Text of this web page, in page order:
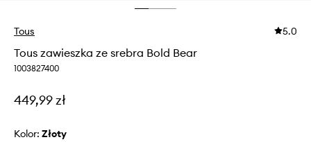
Tous 5.0
Tous zawieszka ze srebra Bold Bear
1003827400
449,99 zł
Kolor: złoty